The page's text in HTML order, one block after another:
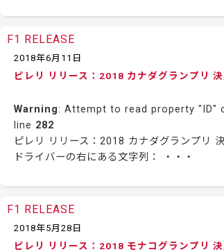
F1 RELEASE
2018年6月11日
ピレリ リリース：2018 カナダグランプリ
Warning: Attempt to read property "ID"
line 282
ピレリ リリース：2018 カナダグランプリ
ドライバーの右にある文字列： ・・・
F1 RELEASE
2018年5月28日
ピレリ リリース：2018 モナコグランプリ